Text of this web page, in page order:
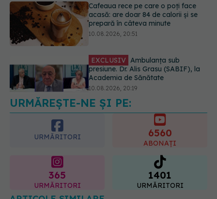
EXCLUSIV Ambulanța sub
presiune. Dr. Alis Grasu (SABIF), la
Academia de Sănătate
Semnul de pe picioare care poate
dezvălui că arterele sunt grav
afectate
URMĂREȘTE-NE ȘI PE:
URMĂRITORI
365 1401
URMĂRITORI
ARTICOLE SIMILARE